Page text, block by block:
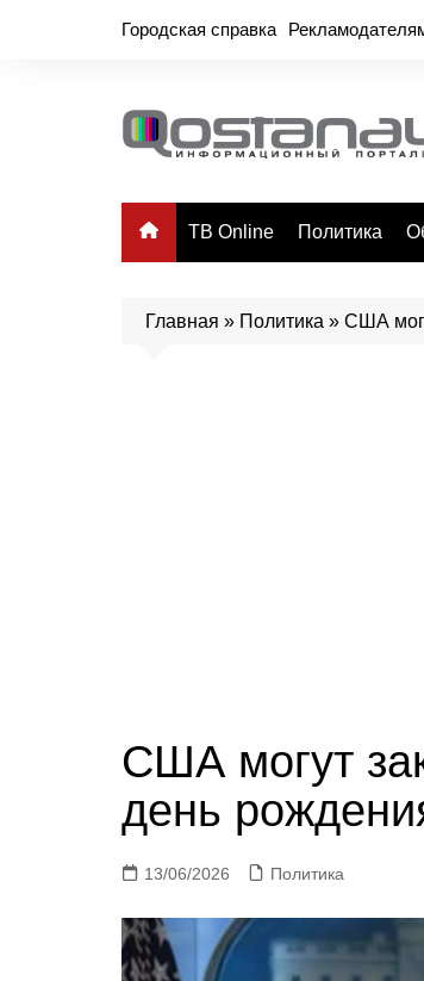
Городская справка
ТВ Online Политика
Главная » Политика » США
США могут
день
13/06/2026 Политика